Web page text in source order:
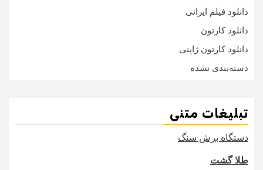
دانلود فیلم ایرانی
دانلود کارتون
دانلود کارتون ژاپنی
دسته‌بندی نشده
تبلیغات متنی
دستگاه برش سنگ
طلا گشت